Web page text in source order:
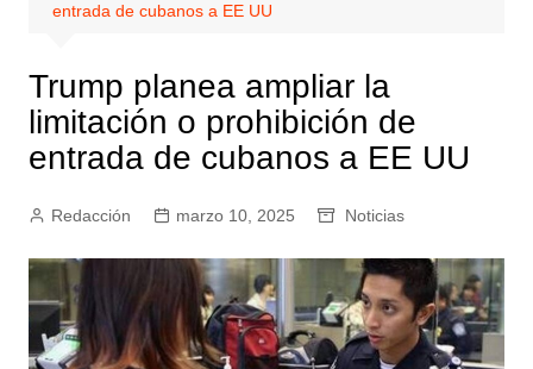
entrada de cubanos a EE UU
Trump planea ampliar la
limitación o prohibición de
entrada de cubanos a EE UU
Redacción marzo 10, 2025 Noticias